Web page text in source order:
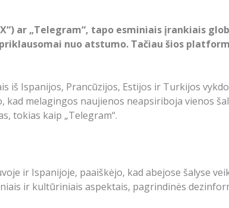
ar „Telegram“, tapo esminiais įrankiais
nuo atstumo. Tačiau šios
Ispanijos, Prancūzijos, Estijos ir Turkijos
melagingos naujienos neapsiriboja vienos
tokias kaip „Telegram“.
ir Ispanijoje, paaiškėjo, kad abejose šalyse
ir kultūriniais aspektais, pagrindinės